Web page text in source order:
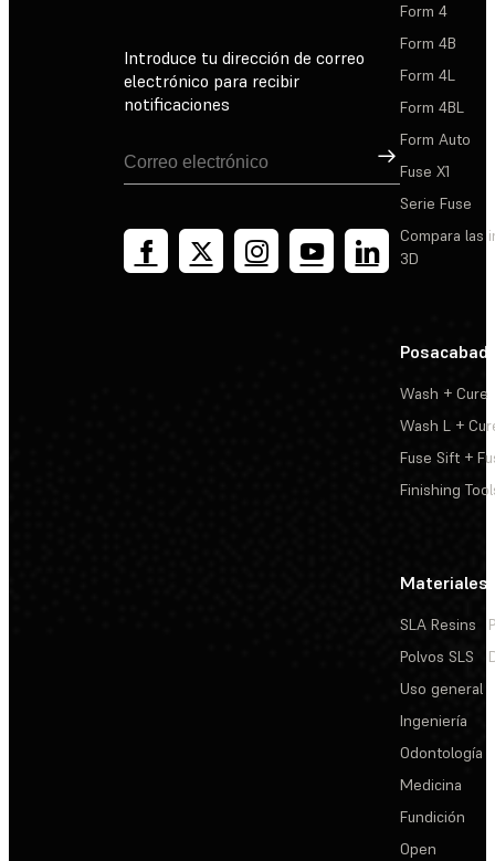
Introduce tu dirección de correo
electrónico para recibir
notificaciones
Suscribirse
Form 4
Form 4B
Form 4L
Form 4BL
Form Auto
Fuse X1
Serie Fuse
Compara las
3D
Wash + Cure
Wash L +
Fuse Sift +
Finishing
Materiales
SLA Resins
Polvos SLS
Uso general
Ingeniería
Odontología
Medicina
Fundición
Open